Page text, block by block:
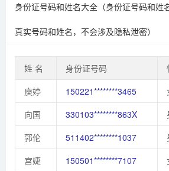
身份证号码和姓名大全（身份证号码和姓
真实号码和姓名，不会涉及隐私泄密）
姓 名 身份证号码
庾婷
150221********3465
向国
330103********863X
郭伦
511402********1037
宫婕
150501********7107